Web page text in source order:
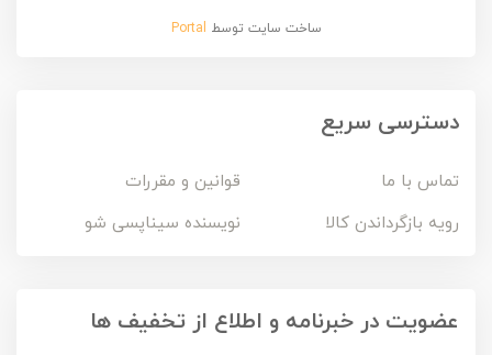
ساخت سایت توسط Portal
دسترسی سریع
تماس با ما
قوانین و مقررات
رویه بازگرداندن کالا
نویسنده سیناپسی شو
عضویت در خبرنامه و اطلاع از تخفیف ها